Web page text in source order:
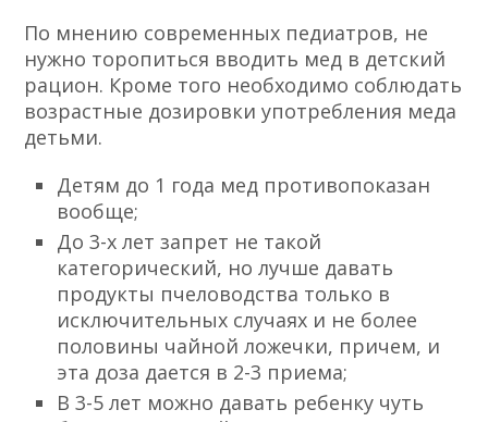
По мнению современных педиатров, не
нужно торопиться вводить мед в детский
рацион. Кроме того необходимо соблюдать
возрастные дозировки употребления меда
детьми.
Детям до 1 года мед противопоказан
вообще;
До 3-х лет запрет не такой
категорический, но лучше давать
продукты пчеловодства только в
исключительных случаях и не более
половины чайной ложечки, причем, и
эта доза дается в 2-3 приема;
В 3-5 лет можно давать ребенку чуть